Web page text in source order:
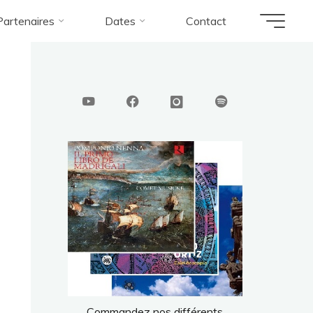
Dates Contact